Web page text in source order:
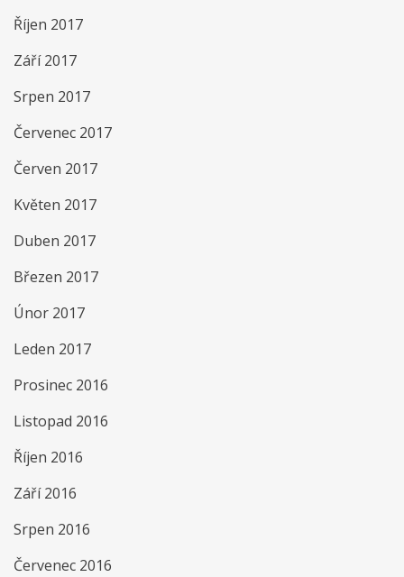
Říjen 2017
Září 2017
Srpen 2017
Červenec 2017
Červen 2017
Květen 2017
Duben 2017
Březen 2017
Únor 2017
Leden 2017
Prosinec 2016
Listopad 2016
Říjen 2016
Září 2016
Srpen 2016
Červenec 2016